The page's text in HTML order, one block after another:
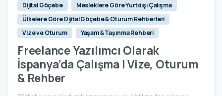
Dijital Göçebe
Mesleklere Göre Yurtdışı Çalışma
Ülkelere Göre Dijital Göçebe & Oturum Rehberleri
Vize ve Oturum
Yaşam & Taşınma Rehberi
Freelance Yazılımcı Olarak
İspanya’da Çalışma | Vize, Oturum
& Rehber